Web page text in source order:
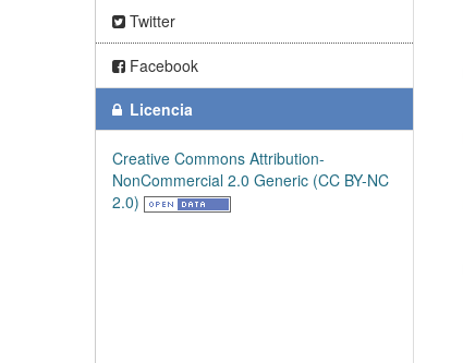
Twitter
Facebook
Licencia
Creative Commons Attribution-
NonCommercial 2.0 Generic (CC BY-NC
2.0)